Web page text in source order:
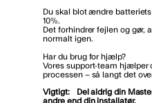
Du skal blot ændre
10%.
Det forhindrer fejlen og gør,
normalt igen.
Har du brug for hjælp?
Vores support-team hjælper
processen – så langt det
Vigtigt: Del aldrig din
andre end din installatør.